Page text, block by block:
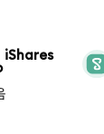
iShares